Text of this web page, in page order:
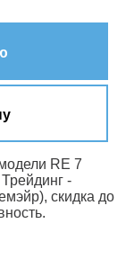
RE 7
-
скидка до